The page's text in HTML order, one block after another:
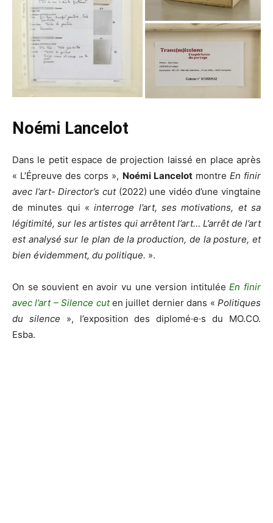
Noémi Lancelot
Dans le petit espace de projection laissé en place après
« L’Épreuve des corps », Noémi Lancelotmontre En finir
avec l’art- Director’s cut(2022) une vidéo d’une vingtaine
de minutes qui « interroge l’art, ses motivations, et sa
légitimité, sur les artistes qui arrêtent l’art… L’arrêt de l’art
est analysé sur le plan de la production, de la posture, et
bien évidemment, du politique. ».
On se souvient en avoir vu une version intituléeEn finir
avec l’art – Silence cuten juillet dernier dans « Politiques
du silence », l’exposition des diplomé·e·s du MO.CO.
Esba.